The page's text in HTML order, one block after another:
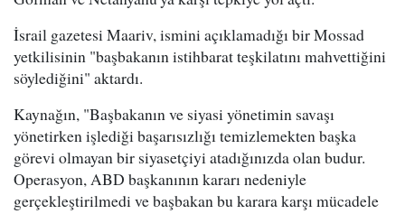
İsrail gazetesi Maariv, ismini açıklamadığı bir Mossad
yetkilisinin "başbakanın istihbarat teşkilatını mahvettiğini
söylediğini" aktardı.
Kaynağın, "Başbakanın ve siyasi yönetimin savaşı
yönetirken işlediği başarısızlığı temizlemekten başka
görevi olmayan bir siyasetçiyi atadığınızda olan budur.
Operasyon, ABD başkanının kararı nedeniyle
gerçekleştirilmedi ve başbakan bu karara karşı mücadele